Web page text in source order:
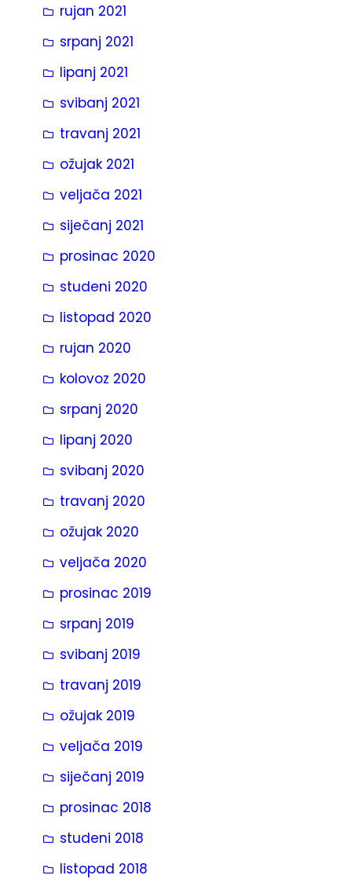
rujan 2021
srpanj 2021
lipanj 2021
svibanj 2021
travanj 2021
ožujak 2021
veljača 2021
siječanj 2021
prosinac 2020
studeni 2020
listopad 2020
rujan 2020
kolovoz 2020
srpanj 2020
lipanj 2020
svibanj 2020
travanj 2020
ožujak 2020
veljača 2020
prosinac 2019
srpanj 2019
svibanj 2019
travanj 2019
ožujak 2019
veljača 2019
siječanj 2019
prosinac 2018
studeni 2018
listopad 2018